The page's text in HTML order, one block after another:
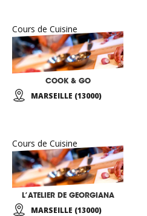
Cours de Cuisine
COOK & GO
MARSEILLE (13000)
Cours de Cuisine
L’ATELIER DE GEORGIANA
MARSEILLE (13000)